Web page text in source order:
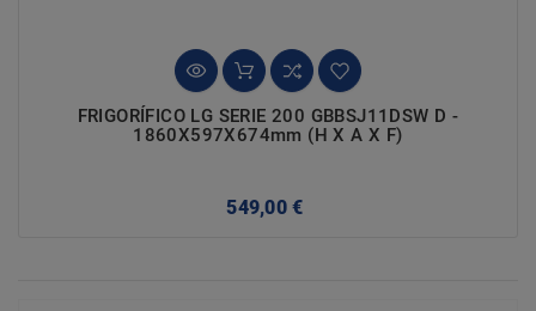
FRIGORÍFICO LG SERIE 200 GBBSJ11DSW D -
1860X597X674mm (h X A X F)
549,00 €